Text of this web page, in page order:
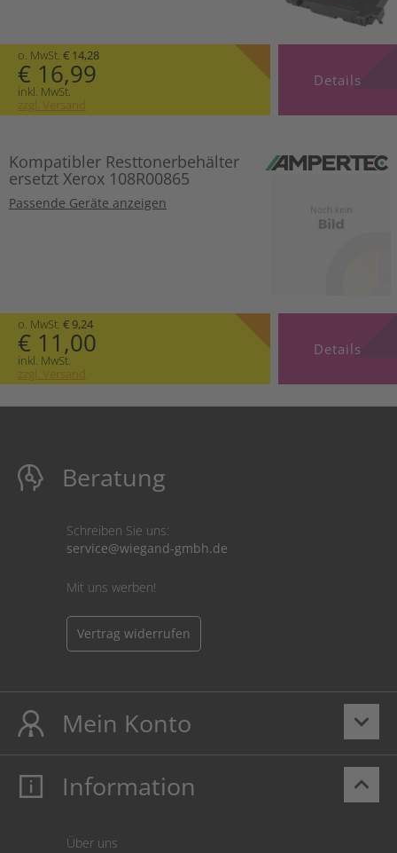
o. MwSt. € 14,28
€ 16,99
inkl. MwSt.
zzgl. Versand
Details
Kompatibler Resttonerbehälter
ersetzt Xerox 108R00865
Passende Geräte anzeigen
o. MwSt. € 9,24
€ 11,00
inkl. MwSt.
zzgl. Versand
Details
Beratung
Schreiben Sie uns:
service@wiegand-gmbh.de
Mit uns werben!
Vertrag widerrufen
keyboard_arrow_down
Mein Konto
Mein Konto
keyboard_arrow_up
Information
Über uns